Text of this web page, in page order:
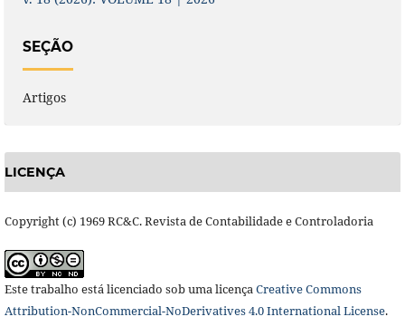
SEÇÃO
Artigos
LICENÇA
Copyright (c) 1969 RC&C. Revista de Contabilidade e Controladoria
Este trabalho está licenciado sob uma licençaCreative Commons
Attribution-NonCommercial-NoDerivatives 4.0 International License.